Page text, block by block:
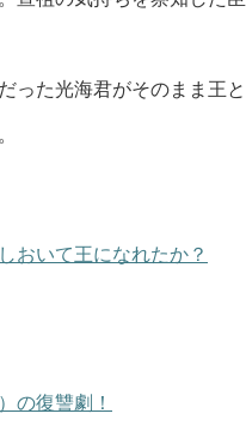
った光海君がそのまま王
おいて王になれたか？
の復讐劇！